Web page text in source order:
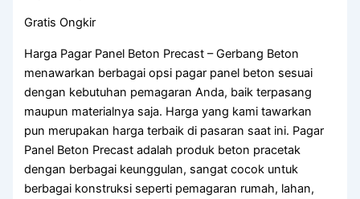
Gratis Ongkir
Harga Pagar Panel Beton Precast – Gerbang Beton
menawarkan berbagai opsi pagar panel beton sesuai
dengan kebutuhan pemagaran Anda, baik terpasang
maupun materialnya saja. Harga yang kami tawarkan
pun merupakan harga terbaik di pasaran saat ini. Pagar
Panel Beton Precast adalah produk beton pracetak
dengan berbagai keunggulan, sangat cocok untuk
berbagai konstruksi seperti pemagaran rumah, lahan,